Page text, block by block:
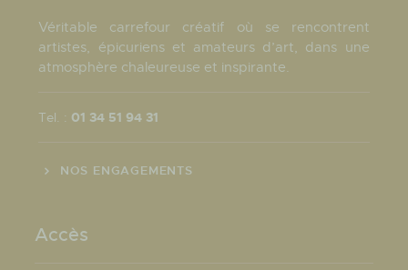
Véritable carrefour créatif où se rencontrent
artistes, épicuriens et amateurs d’art, dans une
atmosphère chaleureuse et inspirante.
Tel. : 01 34 51 94 31
NOS ENGAGEMENTS
Accès